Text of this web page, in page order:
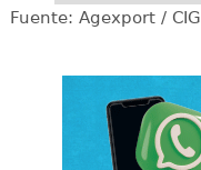
Fuente: Agexport / CIG